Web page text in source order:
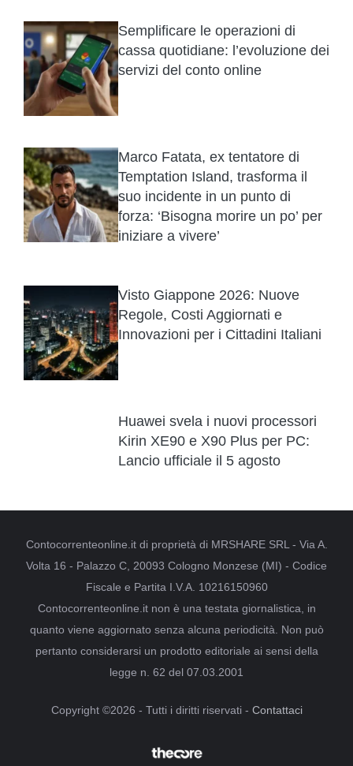
Semplificare le operazioni di
cassa quotidiane: l’evoluzione dei
servizi del conto online
Marco Fatata, ex tentatore di
Temptation Island, trasforma il
suo incidente in un punto di
forza: ‘Bisogna morire un po’ per
iniziare a vivere’
Visto Giappone 2026: Nuove
Regole, Costi Aggiornati e
Innovazioni per i Cittadini Italiani
Huawei svela i nuovi processori
Kirin XE90 e X90 Plus per PC:
Lancio ufficiale il 5 agosto
Contocorrenteonline.it di proprietà di MRSHARE SRL - Via A.
Volta 16 - Palazzo C, 20093 Cologno Monzese (MI) - Codice
Fiscale e Partita I.V.A. 10216150960
Contocorrenteonline.it non è una testata giornalistica, in
quanto viene aggiornato senza alcuna periodicità. Non può
pertanto considerarsi un prodotto editoriale ai sensi della
legge n. 62 del 07.03.2001
Copyright ©2026 - Tutti i diritti riservati - Contattaci